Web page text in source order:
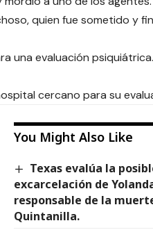
quien fue sometido y
una evaluación
cercano para su
You Might Also Like
Texas evalúa la
excarcelación de
responsable de la
Quintanilla.